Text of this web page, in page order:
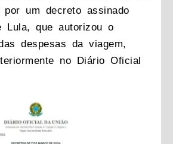
por um decreto assinado
Lula, que autorizou o
despesas da viagem,
no Diário Oficial